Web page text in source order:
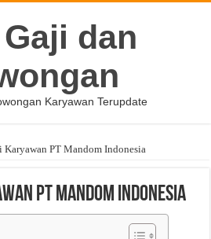
dan
Karyawan Terupdate
Karyawan PT Mandom Indonesia
PT Mandom Indonesia